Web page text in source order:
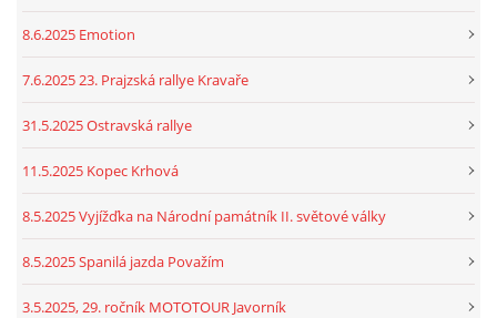
8.6.2025 Emotion
7.6.2025 23. Prajzská rallye Kravaře
31.5.2025 Ostravská rallye
11.5.2025 Kopec Krhová
8.5.2025 Vyjížďka na Národní památník II. světové války
8.5.2025 Spanilá jazda Považím
3.5.2025, 29. ročník MOTOTOUR Javorník